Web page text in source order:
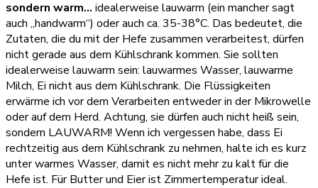
sondern warm… idealerweise lauwarm (ein mancher sagt
auch „handwarm“) oder auch ca. 35-38°C. Das bedeutet, die
Zutaten, die du mit der Hefe zusammen verarbeitest, dürfen
nicht gerade aus dem Kühlschrank kommen. Sie sollten
idealerweise lauwarm sein: lauwarmes Wasser, lauwarme
Milch, Ei nicht aus dem Kühlschrank. Die Flüssigkeiten
erwärme ich vor dem Verarbeiten entweder in der Mikrowelle
oder auf dem Herd. Achtung, sie dürfen auch nicht heiß sein,
sondern LAUWARM! Wenn ich vergessen habe, dass Ei
rechtzeitig aus dem Kühlschrank zu nehmen, halte ich es kurz
unter warmes Wasser, damit es nicht mehr zu kalt für die
Hefe ist. Für Butter und Eier ist Zimmertemperatur ideal.